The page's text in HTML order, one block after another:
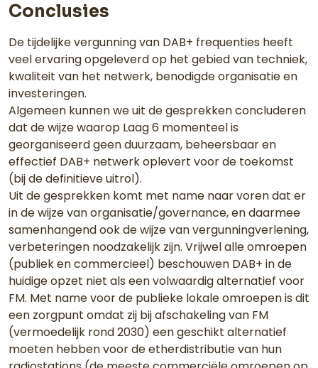
Conclusies
De tijdelijke vergunning van DAB+ frequenties heeft
veel ervaring opgeleverd op het gebied van techniek,
kwaliteit van het netwerk, benodigde organisatie en
investeringen.
Algemeen kunnen we uit de gesprekken concluderen
dat de wijze waarop Laag 6 momenteel is
georganiseerd geen duurzaam, beheersbaar en
effectief DAB+ netwerk oplevert voor de toekomst
(bij de definitieve uitrol).
Uit de gesprekken komt met name naar voren dat er
in de wijze van organisatie/governance, en daarmee
samenhangend ook de wijze van vergunningverlening,
verbeteringen noodzakelijk zijn. Vrijwel alle omroepen
(publiek en commercieel) beschouwen DAB+ in de
huidige opzet niet als een volwaardig alternatief voor
FM. Met name voor de publieke lokale omroepen is dit
een zorgpunt omdat zij bij afschakeling van FM
(vermoedelijk rond 2030) een geschikt alternatief
moeten hebben voor de etherdistributie van hun